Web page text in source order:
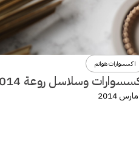
اكسسوارات هوانم
وسلاسل روعة 2014